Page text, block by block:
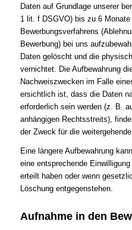
Daten auf Grundlage unserer
1 lit. f DSGVO) bis zu 6
Bewerbungsverfahrens
Bewerbung) bei uns
Daten gelöscht und die
vernichtet. Die Aufbewahrung
Nachweiszwecken im Falle
ersichtlich ist, dass die Daten
erforderlich sein werden (z. B.
anhängigen Rechtsstreits),
der Zweck für die
Eine längere Aufbewahrung
eine entsprechende
erteilt haben oder wenn
Löschung entgegenstehen.
Aufnahme in den